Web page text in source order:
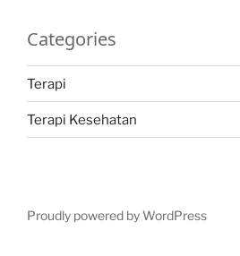
Categories
Terapi
Terapi Kesehatan
Proudly powered by WordPress